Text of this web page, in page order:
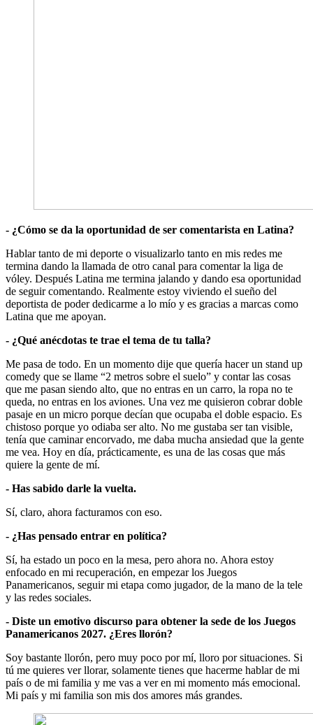
- ¿Cómo se da la oportunidad de ser comentarista en Latina?
Hablar tanto de mi deporte o visualizarlo tanto en mis redes me
termina dando la llamada de otro canal para comentar la liga de
vóley. Después Latina me termina jalando y dando esa oportunidad
de seguir comentando. Realmente estoy viviendo el sueño del
deportista de poder dedicarme a lo mío y es gracias a marcas como
Latina que me apoyan.
- ¿Qué anécdotas te trae el tema de tu talla?
Me pasa de todo. En un momento dije que quería hacer un stand up
comedy que se llame “2 metros sobre el suelo” y contar las cosas
que me pasan siendo alto, que no entras en un carro, la ropa no te
queda, no entras en los aviones. Una vez me quisieron cobrar doble
pasaje en un micro porque decían que ocupaba el doble espacio. Es
chistoso porque yo odiaba ser alto. No me gustaba ser tan visible,
tenía que caminar encorvado, me daba mucha ansiedad que la gente
me vea. Hoy en día, prácticamente, es una de las cosas que más
quiere la gente de mí.
- Has sabido darle la vuelta.
Sí, claro, ahora facturamos con eso.
- ¿Has pensado entrar en política?
Sí, ha estado un poco en la mesa, pero ahora no. Ahora estoy
enfocado en mi recuperación, en empezar los Juegos
Panamericanos, seguir mi etapa como jugador, de la mano de la tele
y las redes sociales.
- Diste un emotivo discurso para obtener la sede de los Juegos
Panamericanos 2027. ¿Eres llorón?
Soy bastante llorón, pero muy poco por mí, lloro por situaciones. Si
tú me quieres ver llorar, solamente tienes que hacerme hablar de mi
país o de mi familia y me vas a ver en mi momento más emocional.
Mi país y mi familia son mis dos amores más grandes.